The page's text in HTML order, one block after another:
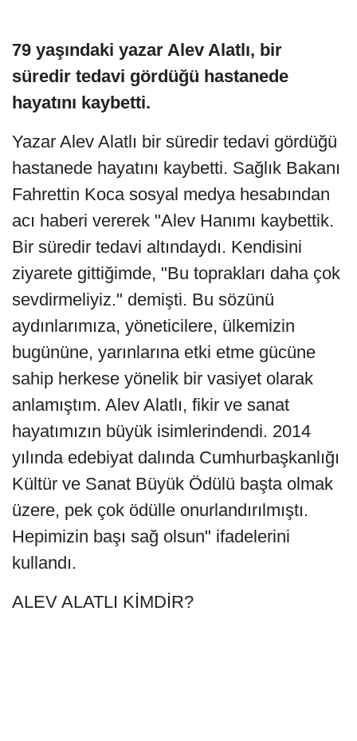
79 yaşındaki yazar Alev Alatlı, bir
süredir tedavi gördüğü hastanede
hayatını kaybetti.
Yazar Alev Alatlı bir süredir tedavi gördüğü
hastanede hayatını kaybetti. Sağlık Bakanı
Fahrettin Koca sosyal medya hesabından
acı haberi vererek "Alev Hanımı kaybettik.
Bir süredir tedavi altındaydı. Kendisini
ziyarete gittiğimde, "Bu toprakları daha çok
sevdirmeliyiz." demişti. Bu sözünü
aydınlarımıza, yöneticilere, ülkemizin
bugününe, yarınlarına etki etme gücüne
sahip herkese yönelik bir vasiyet olarak
anlamıştım. Alev Alatlı, fikir ve sanat
hayatımızın büyük isimlerindendi. 2014
yılında edebiyat dalında Cumhurbaşkanlığı
Kültür ve Sanat Büyük Ödülü başta olmak
üzere, pek çok ödülle onurlandırılmıştı.
Hepimizin başı sağ olsun" ifadelerini
kullandı.
ALEV ALATLI KİMDİR?